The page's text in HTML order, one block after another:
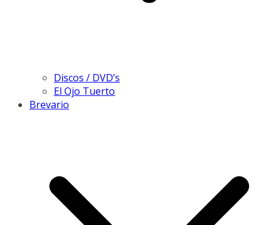
Discos / DVD’s
El Ojo Tuerto
Brevario